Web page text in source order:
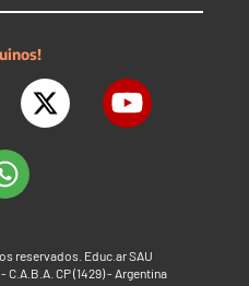
reservados. Educ.ar SAU
C.A.B.A. CP (1429) - Argentina